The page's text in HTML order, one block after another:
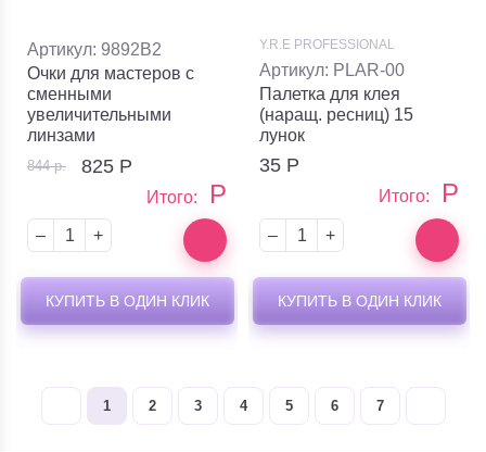
Артикул: 9892B2
Очки для мастеров с
сменными
увеличительными
линзами
844 р. 825 Р
Итого: Р
– +
КУПИТЬ В ОДИН КЛИК
Y.R.E PROFESSIONAL
Артикул: PLAR-00
Палетка для клея
(наращ. ресниц) 15
лунок
35 Р
Итого: Р
– +
КУПИТЬ В ОДИН КЛИК
1 2 3 4 5 6 7